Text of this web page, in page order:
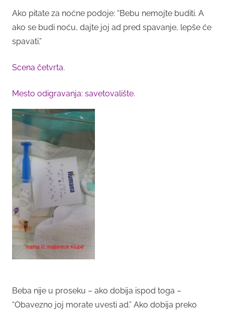
Ako pitate za noćne podoje: “Bebu nemojte buditi. A
ako se budi noću, dajte joj ad pred spavanje, lepše će
spavati.”
Scena četvrta.
Mesto odigravanja: savetovalište.
Beba nije u proseku – ako dobija ispod toga –
“Obavezno joj morate uvesti ad.” Ako dobija preko